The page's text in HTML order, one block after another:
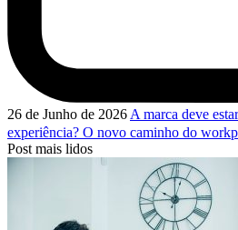
26 de Junho de 2026 A marca deve
experiência? O novo caminho do
Post mais lidos